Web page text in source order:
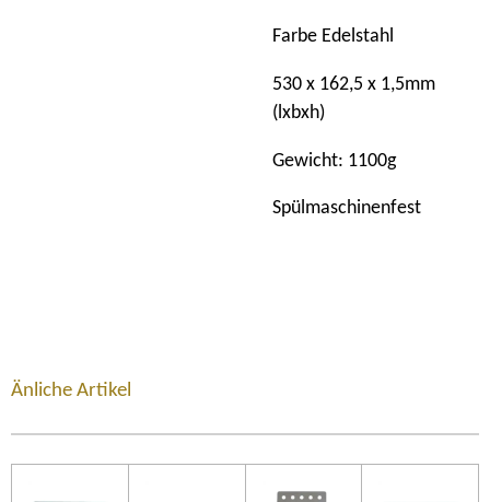
Farbe Edelstahl
530 x 162,5 x 1,5mm
(lxbxh)
Gewicht: 1100g
Spülmaschinenfest
Änliche Artikel